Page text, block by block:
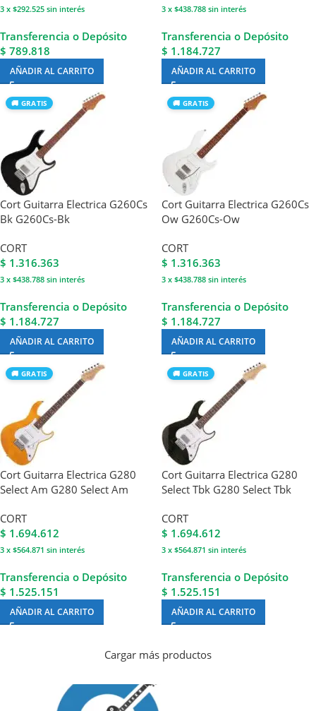
3 x $292.525 sin interés
Transferencia o Depósito
$ 789.818
AÑADIR AL CARRITO
3 x $438.788 sin interés
Transferencia o Depósito
$ 1.184.727
AÑADIR AL CARRITO
🚚 GRATIS
Cort Guitarra Electrica G260Cs
Bk G260Cs-Bk
CORT
$ 1.316.363
3 x $438.788 sin interés
Transferencia o Depósito
$ 1.184.727
AÑADIR AL CARRITO
🚚 GRATIS
Cort Guitarra Electrica G260Cs
Ow G260Cs-Ow
CORT
$ 1.316.363
3 x $438.788 sin interés
Transferencia o Depósito
$ 1.184.727
AÑADIR AL CARRITO
🚚 GRATIS
Cort Guitarra Electrica G280
Select Am G280 Select Am
CORT
$ 1.694.612
3 x $564.871 sin interés
Transferencia o Depósito
$ 1.525.151
AÑADIR AL CARRITO
🚚 GRATIS
Cort Guitarra Electrica G280
Select Tbk G280 Select Tbk
CORT
$ 1.694.612
3 x $564.871 sin interés
Transferencia o Depósito
$ 1.525.151
AÑADIR AL CARRITO
Cargar más productos